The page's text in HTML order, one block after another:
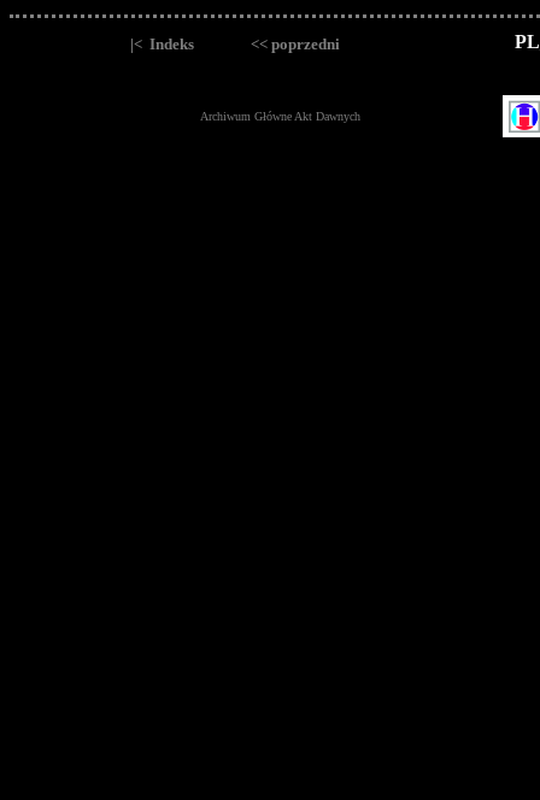
|< Indeks << poprzedni
Archiwum Główne Akt Dawnych